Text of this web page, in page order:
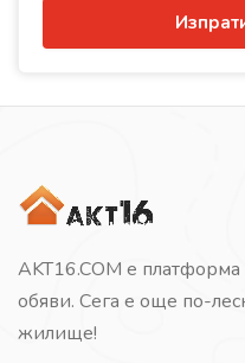
AKT16.COM е
обяви. Сега е още по-
жилище!